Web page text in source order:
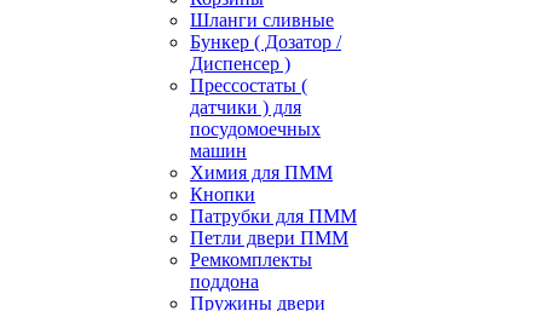
Шланги сливные
Бункер ( Дозатор /
Диспенсер )
Прессостаты (
датчики ) для
посудомоечных
машин
Химия для ПММ
Кнопки
Патрубки для ПММ
Петли двери ПММ
Ремкомплекты
поддона
Пружины двери